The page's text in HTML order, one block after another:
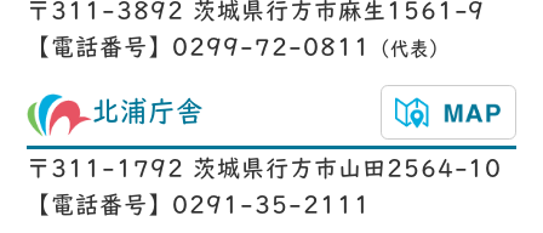
〒311-3892 茨城県行方市麻生1561-9
【電話番号】0299-72-0811
（代表）
北浦庁舎
〒311-1792 茨城県行方市山田2564-10
【電話番号】0291-35-2111